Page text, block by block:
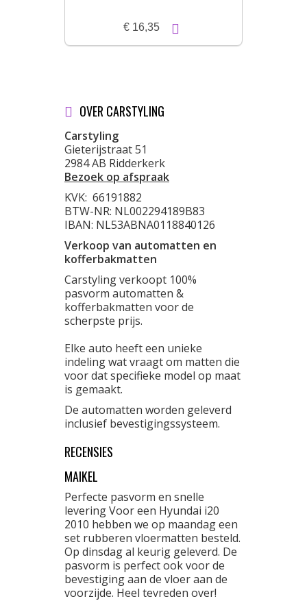
€ 16,35
OVER CARSTYLING
Carstyling
Gieterijstraat 51
2984 AB Ridderkerk
Bezoek op afspraak
KVK: 66191882
BTW-NR: NL002294189B83
IBAN: NL53ABNA0118840126
Verkoop van automatten en
kofferbakmatten
Carstyling verkoopt 100%
pasvorm automatten &
kofferbakmatten voor de
scherpste prijs.
Elke auto heeft een unieke
indeling wat vraagt om matten die
voor dat specifieke model op maat
is gemaakt.
De automatten worden geleverd
inclusief bevestigingssysteem.
RECENSIES
MAIKEL
Perfecte pasvorm en snelle
levering Voor een Hyundai i20
2010 hebben we op maandag een
set rubberen vloermatten besteld.
Op dinsdag al keurig geleverd. De
pasvorm is perfect ook voor de
bevestiging aan de vloer aan de
voorzijde. Heel tevreden over!